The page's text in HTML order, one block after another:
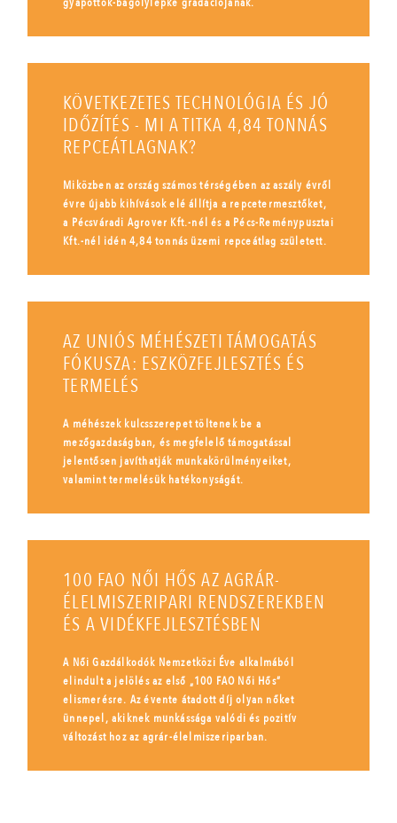
KÖVETKEZETES TECHNOLÓGIA ÉS JÓ
IDŐZÍTÉS - MI A TITKA 4,84 TONNÁS
REPCEÁTLAGNAK?
Miközben az ország számos térségében az aszály évről
évre újabb kihívások elé állítja a repcetermesztőket,
a Pécsváradi Agrover Kft.-nél és a Pécs-Reménypusztai
Kft.-nél idén 4,84 tonnás üzemi repceátlag született.
AZ UNIÓS MÉHÉSZETI TÁMOGATÁS
FÓKUSZA: ESZKÖZFEJLESZTÉS ÉS
TERMELÉS
A méhészek kulcsszerepet töltenek be a
mezőgazdaságban, és megfelelő támogatással
jelentősen javíthatják munkakörülményeiket,
valamint termelésük hatékonyságát.
100 FAO NŐI HŐS AZ AGRÁR-
ÉLELMISZERIPARI RENDSZEREKBEN
ÉS A VIDÉKFEJLESZTÉSBEN
A Női Gazdálkodók Nemzetközi Éve alkalmából
elindult a jelölés az első „100 FAO Női Hős”
elismerésre. Az évente átadott díj olyan nőket
ünnepel, akiknek munkássága valódi és pozitív
változást hoz az agrár-élelmiszeriparban.